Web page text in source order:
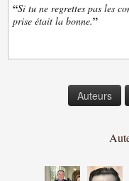
“Si tu ne regrettes pas les
prise était la bonne.”
Auteurs